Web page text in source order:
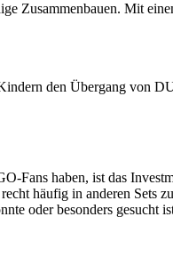
Zusammenbauen. Mit
den Übergang von
Fans haben, ist das
häufig in anderen
oder besonders gesucht